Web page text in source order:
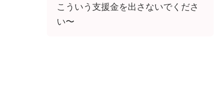
こういう支援金を出さないでくださ
い〜